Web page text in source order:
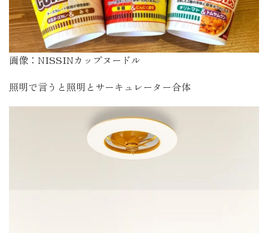
画像：NISSINカップヌードル
照明で言うと照明とサーキュレーター合体